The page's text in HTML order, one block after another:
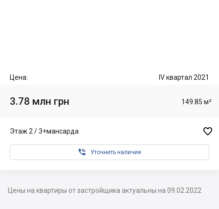
Цена: IV квартал 2021
3.78 млн грн 149.85 м²
Этаж 2 / 3+мансарда 
 Уточнить наличие
Цены на квартиры от застройщика актуальны на 09.02.2022